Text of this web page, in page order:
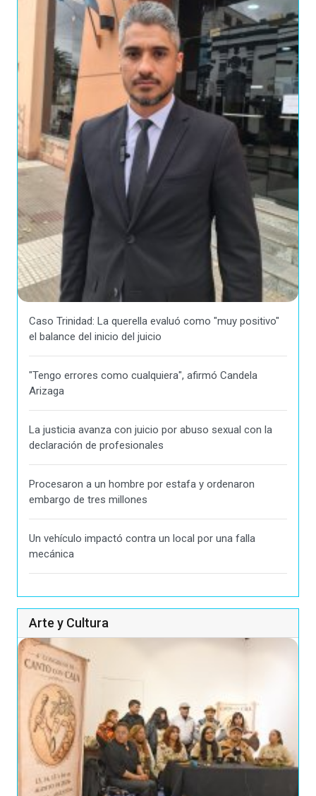
Caso Trinidad: La querella evaluó como "muy positivo"
el balance del inicio del juicio
"Tengo errores como cualquiera", afirmó Candela
Arizaga
La justicia avanza con juicio por abuso sexual con la
declaración de profesionales
Procesaron a un hombre por estafa y ordenaron
embargo de tres millones
Un vehículo impactó contra un local por una falla
mecánica
Arte y Cultura